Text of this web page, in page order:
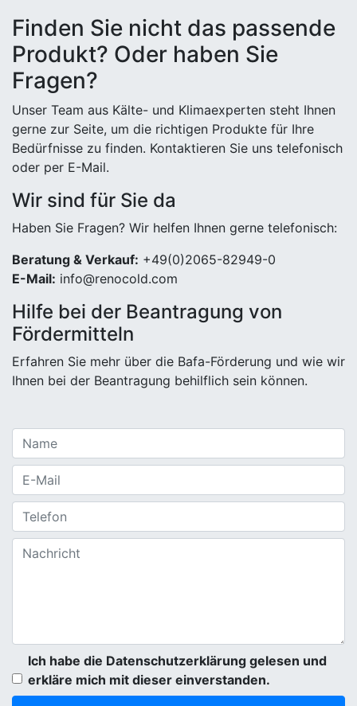
Finden Sie nicht das passende
Produkt? Oder haben Sie
Fragen?
Unser Team aus Kälte- und Klimaexperten steht Ihnen
gerne zur Seite, um die richtigen Produkte für Ihre
Bedürfnisse zu finden. Kontaktieren Sie uns telefonisch
oder per E-Mail.
Wir sind für Sie da
Haben Sie Fragen? Wir helfen Ihnen gerne telefonisch:
Beratung & Verkauf: +49(0)2065-82949-0
E-Mail: info@renocold.com
Hilfe bei der Beantragung von
Fördermitteln
Erfahren Sie mehr über die Bafa-Förderung und wie wir
Ihnen bei der Beantragung behilflich sein können.
Ich habe die Datenschutzerklärung gelesen und
erkläre mich mit dieser einverstanden.